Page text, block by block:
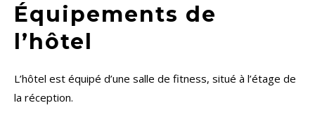
Équipements de
l’hôtel
L’hôtel est équipé d’une salle de fitness, situé à l’étage de
la réception.